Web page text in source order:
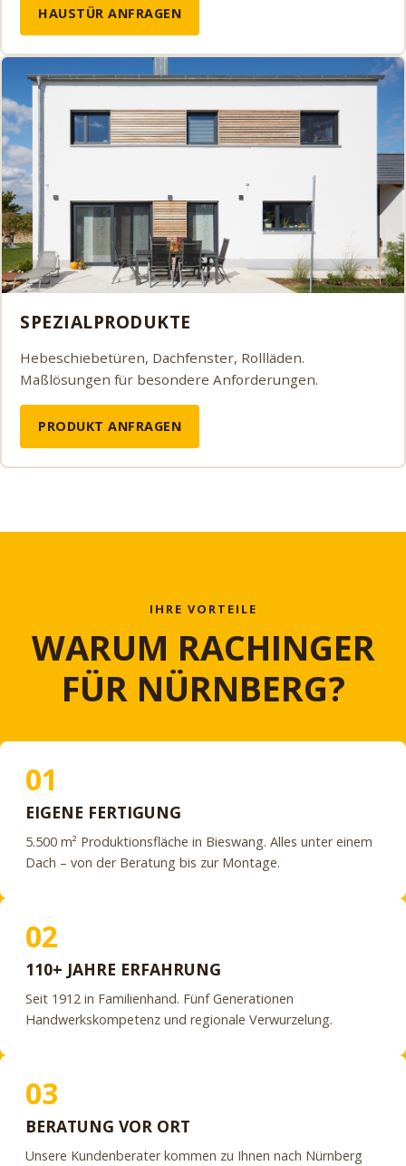
HAUSTÜR ANFRAGEN
SPEZIALPRODUKTE
Hebeschiebetüren, Dachfenster, Rollläden.
Maßlösungen für besondere Anforderungen.
PRODUKT ANFRAGEN
IHRE VORTEILE
WARUM RACHINGER
FÜR NÜRNBERG?
01
EIGENE FERTIGUNG
5.500 m² Produktionsfläche in Bieswang. Alles unter einem
Dach – von der Beratung bis zur Montage.
02
110+ JAHRE ERFAHRUNG
Seit 1912 in Familienhand. Fünf Generationen
Handwerkskompetenz und regionale Verwurzelung.
03
BERATUNG VOR ORT
Unsere Kundenberater kommen zu Ihnen nach Nürnberg